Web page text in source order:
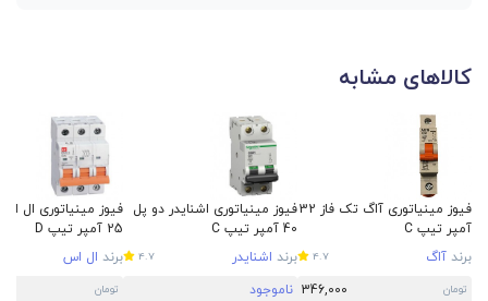
کالاهای مشابه
فیوز مینیاتوری آاگ تک فاز 32
آمپر تیپ C
برند آاگ 4.7
تومان 346,000
فیوز مینیاتوری اشنایدر دو پل
40 آمپر تیپ C
برند اشنایدر 4.7
ناموجود
فیوز مینیاتوری ال
25 آمپر تیپ D
برند ال اس
تومان